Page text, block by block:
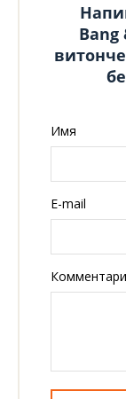
Bang
Имя
E-mail